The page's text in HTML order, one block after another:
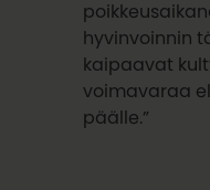
hyvinvoinnin
kaipaavat
voimavaraa
päälle.”